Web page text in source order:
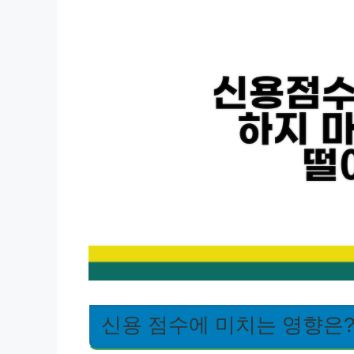
신용 점수에 미치는 영향은?